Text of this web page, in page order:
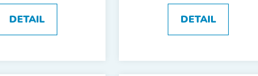
DETAIL DETAIL